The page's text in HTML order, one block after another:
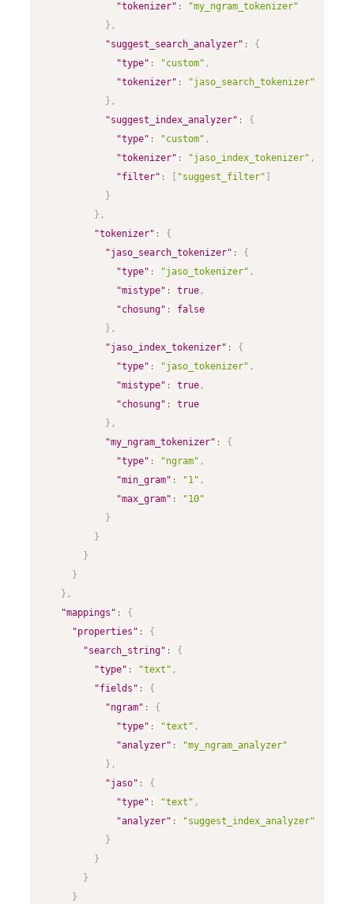
"tokenizer" :
"my_ngram_tokenizer"
} ,
"suggest_search_analyzer" :
{
"type" : "custom" ,
"tokenizer" :
"jaso_search_tokenizer"
} ,
"suggest_index_analyzer" :
{
"type" : "custom" ,
"tokenizer" : "jaso_index_tokenizer" ,
"filter" : "suggest_filter"
}
} ,
"tokenizer" :
{
"jaso_search_tokenizer" :
{
"type" : "jaso_tokenizer" ,
"mistype" : true ,
"chosung" :
false
} ,
"jaso_index_tokenizer" :
{
"type" : "jaso_tokenizer" ,
"mistype" : true ,
"chosung" :
true
} ,
"my_ngram_tokenizer" :
{
"type" : "ngram" ,
"min_gram" : "1" ,
"max_gram" :
"10"
}
}
}
}
} ,
"mappings" :
{
"properties" :
{
"search_string" :
{
"type" : "text" ,
"fields" :
{
"ngram" :
{
"type" : "text" ,
"analyzer" :
"my_ngram_analyzer"
} ,
"jaso" :
{
"type" : "text" ,
"analyzer" :
"suggest_index_analyzer"
}
}
}
}